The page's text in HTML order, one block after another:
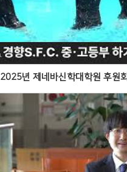
2025년 제네바신학대학원 후원
Views